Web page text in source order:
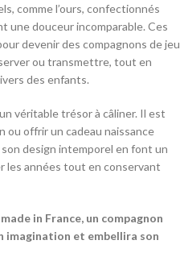
comme l’ours, confectionnés
une douceur incomparable. Ces
devenir des compagnons de jeu
ou transmettre, tout en
des enfants.
véritable trésor à câliner. Il est
ou offrir un cadeau naissance
design intemporel en font un
les années tout en conservant
in France, un compagnon
imagination et embellira son